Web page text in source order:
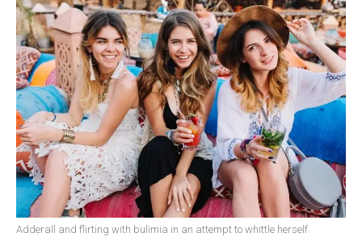
Adderall and flirting with bulimia in an attempt to whittle herself